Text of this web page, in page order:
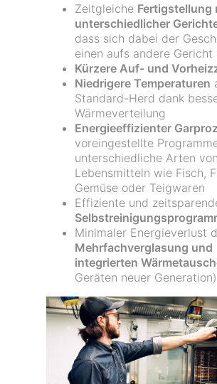
Zeitgleiche Fertigstellung
unterschiedlicher
dass sich dabei der
einen aufs andere
Kürzere Auf- und
Niedrigere Temperaturen
Standard-Herd dank
Wärmeverteilung
Energieeffizienter
voreingestellte
unterschiedliche Arten von
Lebensmitteln wie Fisch,
Gemüse oder Teigwaren
Effiziente und
Minimaler Energieverlust
Mehrfachverglasung und
integrierten
Geräten neuer Generation)